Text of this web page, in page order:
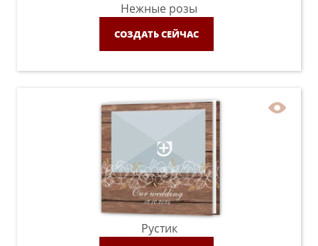
Нежные розы
СОЗДАТЬ СЕЙЧАС
Рустик